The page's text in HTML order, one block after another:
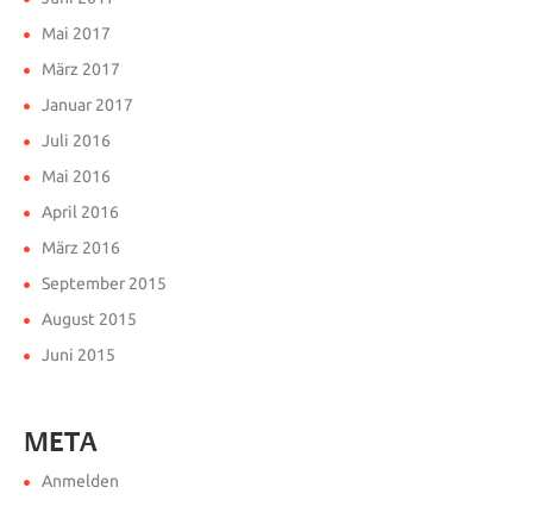
Mai 2017
März 2017
Januar 2017
Juli 2016
Mai 2016
April 2016
März 2016
September 2015
August 2015
Juni 2015
META
Anmelden